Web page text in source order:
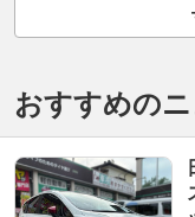
おすすめの